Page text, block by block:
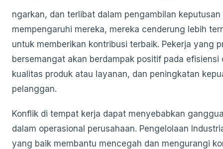
ngarkan, dan terlibat dalam pengambilan
mempengaruhi mereka, mereka cenderung lebih
untuk memberikan kontribusi terbaik. Pekerja yang
bersemangat akan berdampak positif pada efisiensi
kualitas produk atau layanan, dan peningkatan
pelanggan.
Konflik di tempat kerja dapat menyebabkan
dalam operasional perusahaan. Pengelolaan
yang baik membantu mencegah dan mengurangi